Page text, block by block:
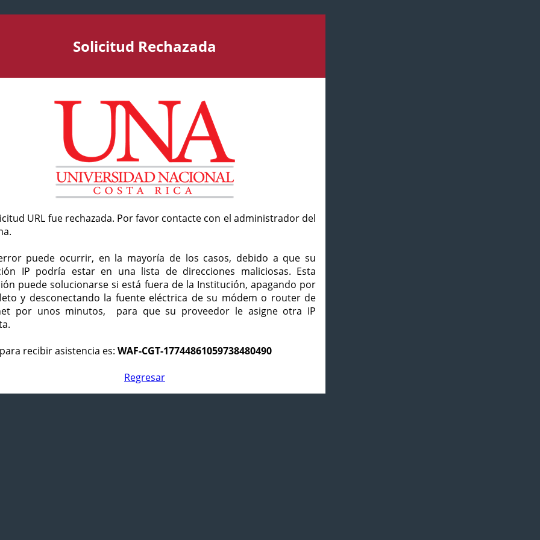
Solicitud Rechazada
URL fue rechazada. Por favor contacte con el administrador del
puede ocurrir, en la mayoría de los casos, debido a que su
IP podría estar en una lista de direcciones maliciosas. Esta
puede solucionarse si está fuera de la Institución, apagando por
y desconectando la fuente eléctrica de su módem o router de
por unos minutos, para que su proveedor le asigne otra IP
recibir asistencia es: WAF-CGT-17744861059738480490
Regresar